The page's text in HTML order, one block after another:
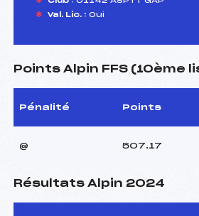
Val. Lic. : Oui
Points Alpin FFS (10ème
Pénalité Points
@ 507.17
Résultats Alpin 2024